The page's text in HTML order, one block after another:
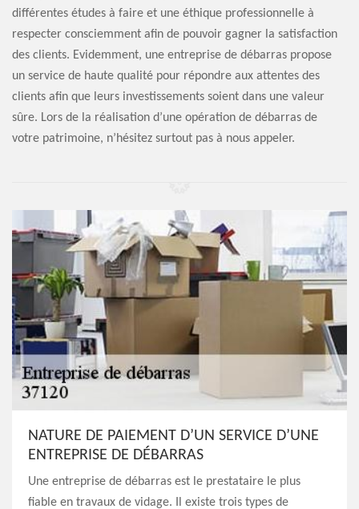
différentes études à faire et une éthique professionnelle à
respecter consciemment afin de pouvoir gagner la satisfaction
des clients. Evidemment, une entreprise de débarras propose
un service de haute qualité pour répondre aux attentes des
clients afin que leurs investissements soient dans une valeur
sûre. Lors de la réalisation d’une opération de débarras de
votre patrimoine, n’hésitez surtout pas à nous appeler.
NATURE DE PAIEMENT D’UN SERVICE D’UNE
ENTREPRISE DE DÉBARRAS
Une entreprise de débarras est le prestataire le plus
fiable en travaux de vidage. Il existe trois types de